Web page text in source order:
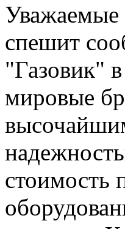
спешит
"Газовик"
мировые
стоимость